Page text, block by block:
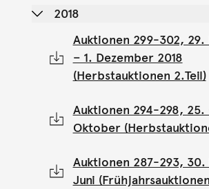
2018
Auktionen 299-302, 29.
– 1. Dezember 2018
(Herbstauktionen 2.Teil)
Auktionen 294-298, 25.
Oktober
Auktionen 287-293, 30.
Juni